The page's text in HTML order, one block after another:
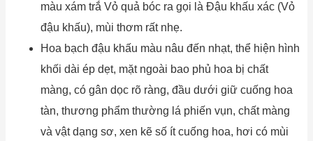
màu xám trắ Vỏ quả bóc ra gọi là Đậu khấu xác (Vỏ
đậu khấu), mùi thơm rất nhẹ.
Hoa bạch đậu khấu màu nâu đến nhạt, thể hiện hình
khối dài ép dẹt, mặt ngoài bao phủ hoa bị chất
màng, có gân dọc rõ ràng, đầu dưới giữ cuống hoa
tàn, thương phẩm thường lá phiến vụn, chất màng
và vật dạng sơ, xen kẽ số ít cuống hoa, hơi có mùi